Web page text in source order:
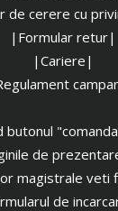
de cerere cu
|Formular retur|
|Cariere|
butonul
de
magistrale veti
de